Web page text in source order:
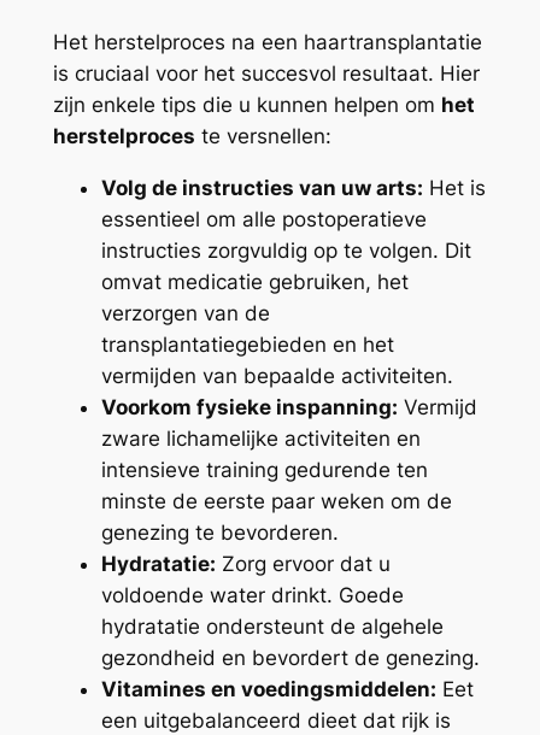
Het herstelproces na een haartransplantatie
is cruciaal voor het succesvol resultaat. Hier
zijn enkele tips die u kunnen helpen om het
herstelproces te versnellen:
Volg de instructies van uw arts: Het is
essentieel om alle postoperatieve
instructies zorgvuldig op te volgen. Dit
omvat medicatie gebruiken, het
verzorgen van de
transplantatiegebieden en het
vermijden van bepaalde activiteiten.
Voorkom fysieke inspanning: Vermijd
zware lichamelijke activiteiten en
intensieve training gedurende ten
minste de eerste paar weken om de
genezing te bevorderen.
Hydratatie: Zorg ervoor dat u
voldoende water drinkt. Goede
hydratatie ondersteunt de algehele
gezondheid en bevordert de genezing.
Vitamines en voedingsmiddelen: Eet
een uitgebalanceerd dieet dat rijk is